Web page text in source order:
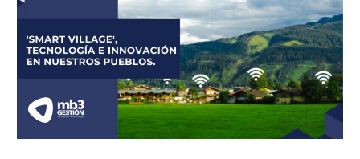
Tecnología
e
Innovación
en
nuestros
pueblos.